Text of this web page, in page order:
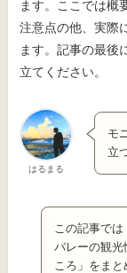
ます。ここでは概
注意点の他、実際
ます。記事の最後
立てください。
はるまる
モ
立
この記事で
バレーの観光
ころ」をまと